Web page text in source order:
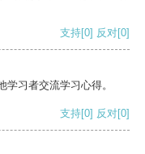
支持[0] 反对[0]
习者交流学习心得。
支持[0] 反对[0]